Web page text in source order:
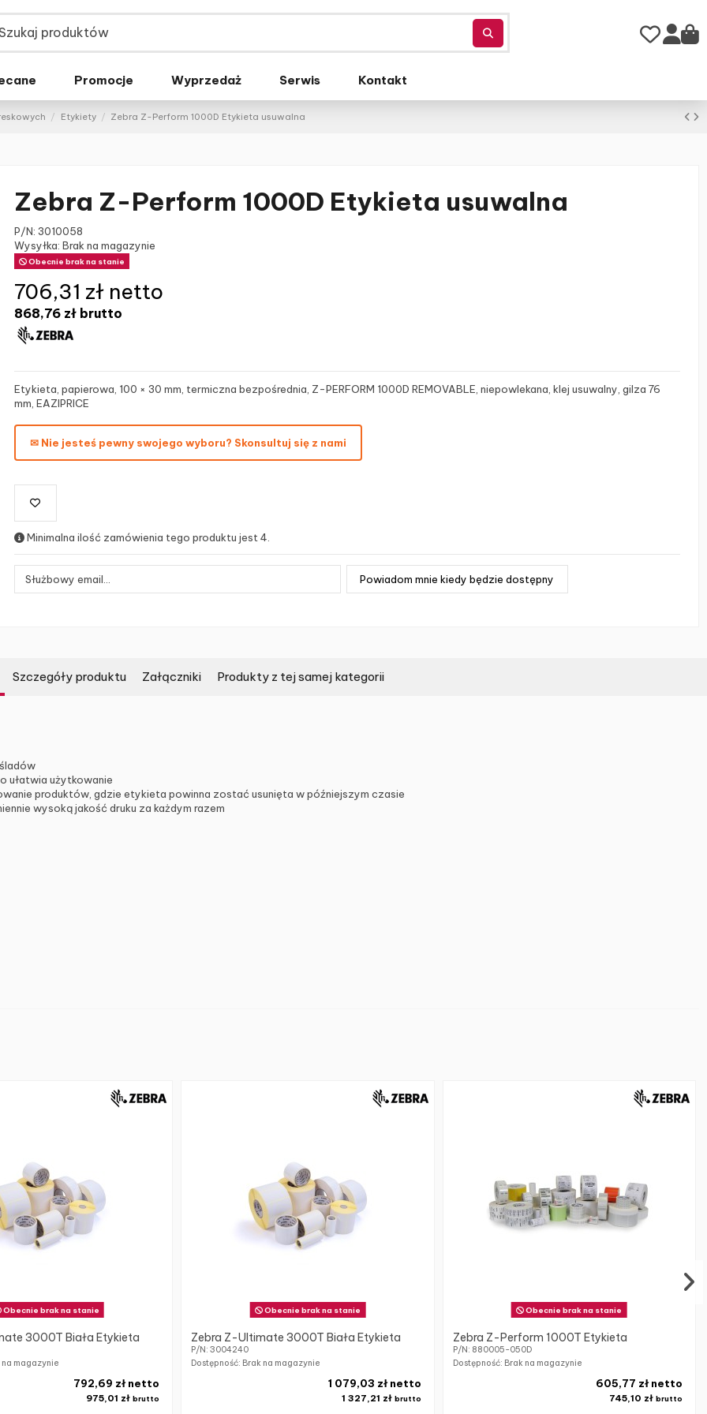
Promocje Wyprzedaż Serwis Kontakt
Etykiety Zebra Z-Perform 1000D Etykieta usuwalna
Zebra Z-Perform 1000D Etykieta usuwalna
P/N: 3010058
Wysyłka: Brak na magazynie
Obecnie brak na stanie
868,76 zł brutto
706,31 zł netto
Etykieta, papierowa, 100 × 30 mm, termiczna bezpośrednia, Z-PERFORM 1000D REMOVABLE, niepowlekana, klej usuwalny, gilza 76
mm, EAZIPRICE
✉ Nie jesteś pewny swojego wyboru? Skonsultuj się z nami
Minimalna ilość zamówienia tego produktu jest 4.
Szczegóły produktu Załączniki Produkty z tej samej kategorii
ułatwia użytkowanie
produktów, gdzie etykieta powinna zostać usunięta w późniejszym czasie
wysoką jakość druku za każdym razem
Obecnie brak na stanie
3000T Biała Etykieta
na magazynie
975,01 złbrutto
792,69 zł netto
Obecnie brak na stanie
Zebra Z-Ultimate 3000T Biała Etykieta
P/N: 3004240
Dostępność: Brak na magazynie
1 327,21 zł brutto
1 079,03 zł netto
Obecnie brak na stanie
Zebra Z-Perform 1000T Etykieta
P/N: 880005-050D
Dostępność: Brak na magazynie
745,10 zł brutto
605,77 zł netto